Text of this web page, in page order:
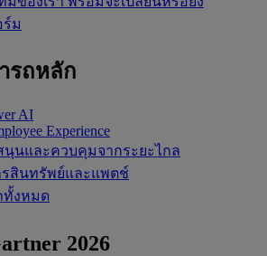
ม
รถหลัก
AI
Experience
นุนและควบคุมจากระยะไกล
รสินทรัพย์และแพตช์
ทั้งหมด
2026